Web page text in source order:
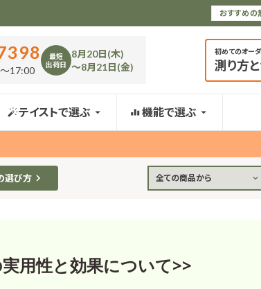
おすすめの
17:00
最短
出荷日
8月20日(木)
〜8月21日(金)
初めてのオー
測り方
テイストで選ぶ 機能で選ぶ
選び方 全ての商品から
用性と効果について>>